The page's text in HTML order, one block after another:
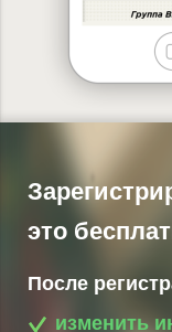
это
После
изменить